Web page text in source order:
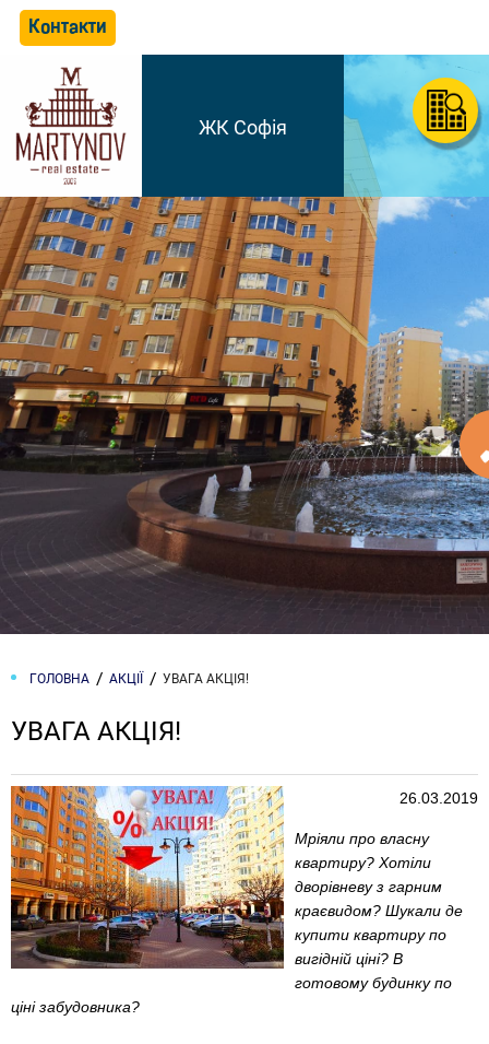
Контакти
ЖК Софія
ГОЛОВНА АКЦІЇ УВАГА АКЦІЯ!
УВАГА АКЦІЯ!
26.03.2019
Мріяли про власну
квартиру? Хотіли
дворівневу з гарним
краєвидом? Шукали де
купити квартиру по
вигідній ціні? В
готовому будинку по
ціні забудовника?